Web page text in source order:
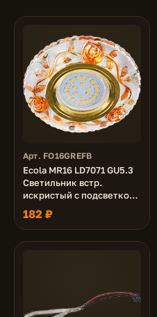
Арт. FO16GREFB
Ecola MR16 LD7071 GU5.3
Светильник встр.
искристый с подсветкой
"Розы" Прозрачный и
Янтарь / Золото 25x95
182 ₽